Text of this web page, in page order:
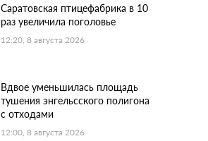
Саратовская птицефабрика в 10
раз увеличила поголовье
12:20, 8 августа 2026
Вдвое уменьшилась площадь
тушения энгельсского полигона
с отходами
12:00, 8 августа 2026